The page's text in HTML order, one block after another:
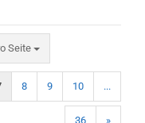
Seite
8 9 10 ...
36 »